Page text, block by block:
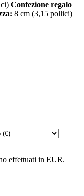
Confezione regalo
8 cm (3,15 pollici)
effettuati in EUR.